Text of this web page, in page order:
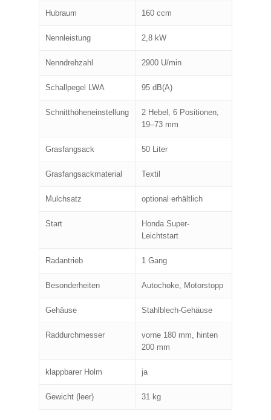
Hubraum 160 ccm
Nennleistung 2,8 kW
Nenndrehzahl 2900 U/min
Schallpegel LWA 95 dB(A)
Schnitthöheneinstellung
2 Hebel, 6 Positionen,
19–73 mm
Grasfangsack 50 Liter
Grasfangsackmaterial Textil
Mulchsatz optional erhältlich
Start
Honda Super-
Leichtstart
Radantrieb 1 Gang
Besonderheiten Autochoke, Motorstopp
Gehäuse Stahlblech-Gehäuse
Raddurchmesser
vorne 180 mm, hinten
200 mm
klappbarer Holm ja
Gewicht (leer) 31 kg